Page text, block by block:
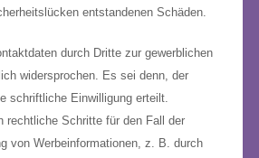
entstandenen Schäden.
durch Dritte zur gewerblichen
widersprochen. Es sei denn, der
schriftliche Einwilligung erteilt.
rechtliche Schritte für den Fall der
von Werbeinformationen, z. B. durch